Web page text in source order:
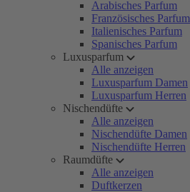
Arabisches Parfum
Französisches Parfum
Italienisches Parfum
Spanisches Parfum
Luxusparfum
Alle anzeigen
Luxusparfum Damen
Luxusparfum Herren
Nischendüfte
Alle anzeigen
Nischendüfte Damen
Nischendüfte Herren
Raumdüfte
Alle anzeigen
Duftkerzen